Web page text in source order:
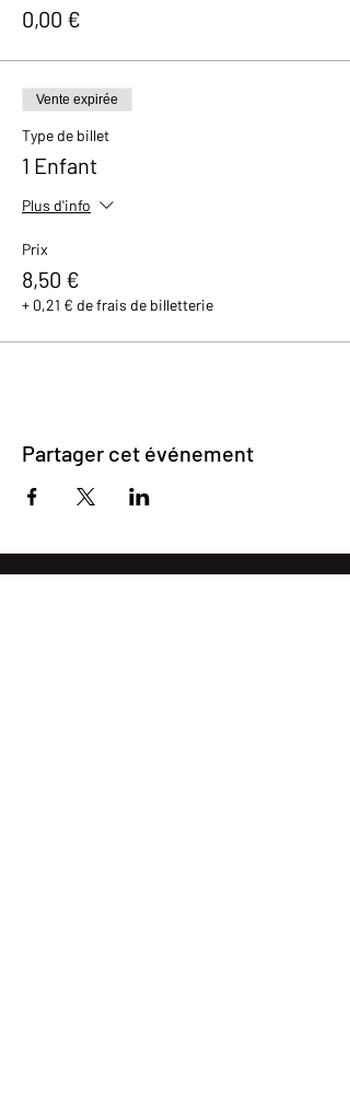
0,00 €
Vente expirée
Type de billet
1 Enfant
Plus d'info
Prix
8,50 €
+ 0,21 € de frais de billetterie
Partager cet événement